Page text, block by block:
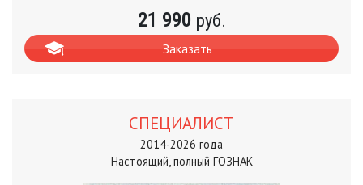
21 990 руб.
Заказать
СПЕЦИАЛИСТ
2014-2026 года
Настоящий, полный ГОЗНАК